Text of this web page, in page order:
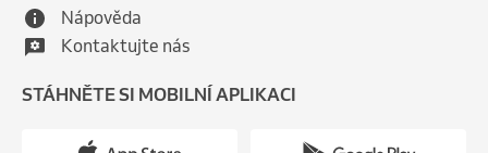
Nápověda
Kontaktujte nás
STÁHNĚTE SI MOBILNÍ APLIKACI